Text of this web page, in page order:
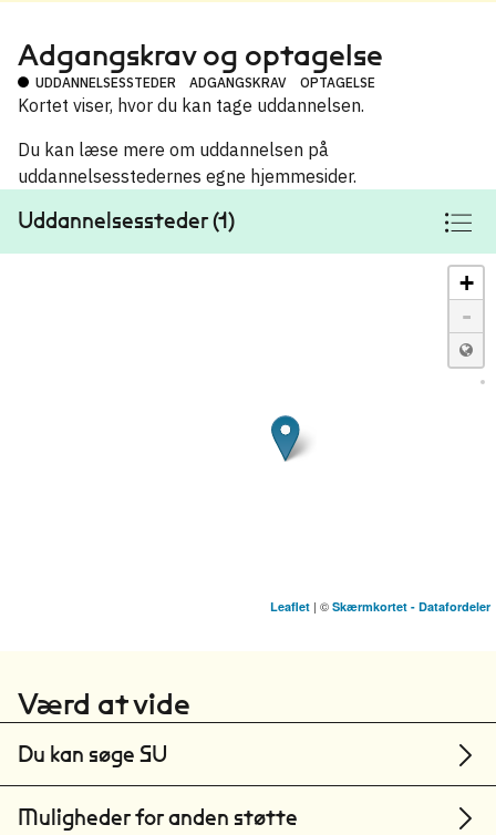
Adgangskrav og optagelse
UDDANNELSESSTEDER ADGANGSKRAV OPTAGELSE
Kortet viser, hvor du kan tage uddannelsen.
Du kan læse mere om uddannelsen på
uddannelsesstedernes egne hjemmesider.
Uddannelsessteder (1)
+
-
Leaflet | © Skærmkortet - Datafordeler
Værd at vide
Du kan søge SU
Muligheder for anden støtte